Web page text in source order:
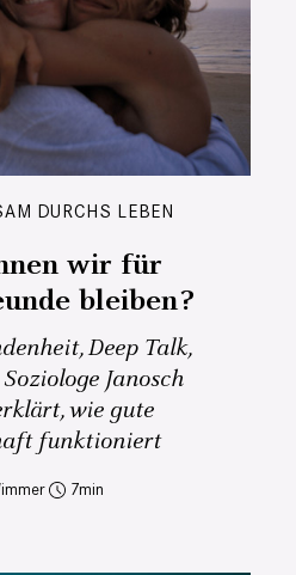
DURCHS LEBEN
wir für
bleiben?
Deep Talk,
Janosch
wie gute
funktioniert
7